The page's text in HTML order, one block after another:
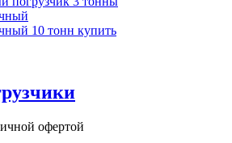
10 тонн купить
офертой